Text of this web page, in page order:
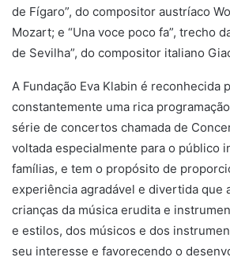
de Fígaro”, do compositor austríaco
Mozart; e “Una voce poco fa”, trecho
de Sevilha”, do compositor italiano
A Fundação Eva Klabin é reconhecida
constantemente uma rica
série de concertos chamada de
voltada especialmente para o público
famílias, e tem o propósito de
experiência agradável e divertida que
crianças da música erudita e
e estilos, dos músicos e dos
seu interesse e favorecendo o